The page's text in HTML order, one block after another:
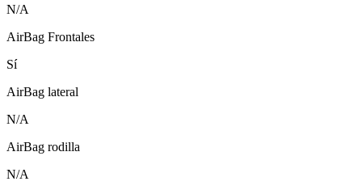
N/A
AirBag Frontales
Sí
AirBag lateral
N/A
AirBag rodilla
N/A